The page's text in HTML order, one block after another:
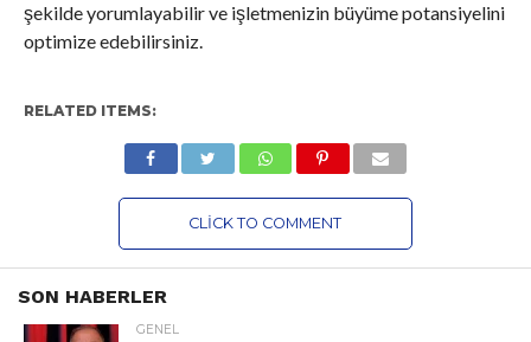
şekilde yorumlayabilir ve işletmenizin büyüme potansiyelini
optimize edebilirsiniz.
RELATED ITEMS:
CLICK TO COMMENT
SON HABERLER
GENEL